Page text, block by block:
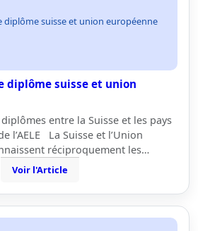
diplôme suisse et union européenne
diplôme suisse et union
entre la Suisse et les pays
l’AELE La Suisse et l’Union
réciproquement les…
Voir l'Article